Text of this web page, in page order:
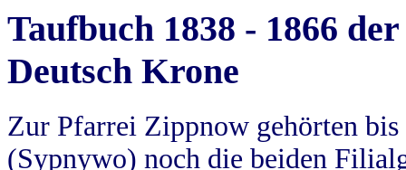
Taufbuch 1838 - 1866
Deutsch Krone
Zur Pfarrei Zippnow gehörten
(Sypnywo) noch die beiden